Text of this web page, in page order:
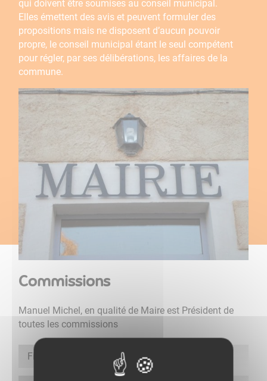
qui doivent être soumises au conseil municipal.
Elles émettent des avis et peuvent formuler des
propositions mais ne disposent d’aucun pouvoir
propre, le conseil municipal étant le seul compétent
pour régler, par ses délibérations, les affaires de la
commune.
Commissions
Manuel Michel, en qualité de Maire est Président de
toutes les commissions
Finances